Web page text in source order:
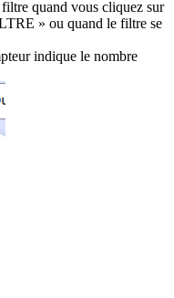
quand vous cliquez sur
» ou quand le filtre se
indique le nombre